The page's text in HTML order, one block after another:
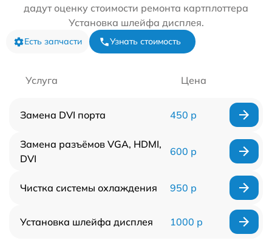
дадут оценку стоимости ремонта картплоттера
Установка шлейфа дисплея.
Есть запчасти Узнать стоимость
Услуга Цена
Замена DVI порта 450 р
Замена разъёмов VGA, HDMI,
DVI
600 р
Чистка системы охлаждения 950 р
Установка шлейфа дисплея 1000 р